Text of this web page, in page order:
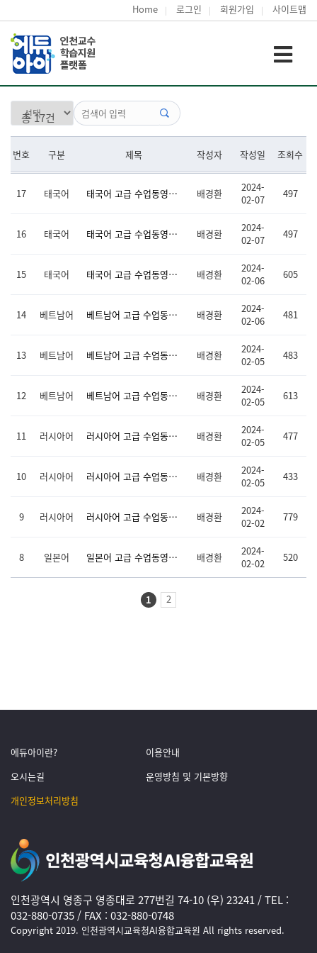
Home 로그인 회원가입 사이트맵
총 17건
번호 구분 제목 작성자 작성일 조회수
17 태국어 태국어 고급 수업동영상(14-16차시) 배경환
2024-
02-07
497
16 태국어 태국어 고급 수업동영상(9-13차시) 배경환
2024-
02-07
497
15 태국어 태국어 고급 수업동영상(1-8차시) 배경환
2024-
02-06
605
14 베트남어 베트남어 고급 수업동영상(13-16차시) 배경환
2024-
02-06
481
13 베트남어 베트남어 고급 수업동영상(7-12차시) 배경환
2024-
02-05
483
12 베트남어 베트남어 고급 수업동영상(1-6차시) 배경환
2024-
02-05
613
11 러시아어 러시아어 고급 수업동영상(13-16차시) 배경환
2024-
02-05
477
10 러시아어 러시아어 고급 수업동영상(7-12차시) 배경환
2024-
02-05
433
9 러시아어 러시아어 고급 수업동영상(1-6차시) 배경환
2024-
02-02
779
8 일본어 일본어 고급 수업동영상(9-16차시) 배경환
2024-
02-02
520
1 2
에듀아이란?
이용안내
오시는길
운영방침 및 기본방향
개인정보처리방침
인천광역시 영종구 영종대로 277번길 74-10 (우) 23241 / TEL :
032-880-0735 / FAX : 032-880-0748
Copyright 2019. 인천광역시교육청AI융합교육원 All rights reserved.